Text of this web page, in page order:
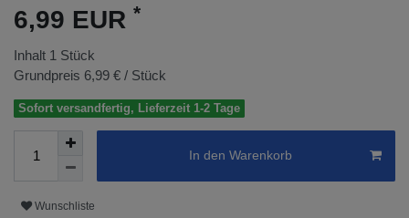
6,99 EUR *
Inhalt 1 Stück
Grundpreis 6,99 € / Stück
Sofort versandfertig, Lieferzeit 1-2 Tage
In den Warenkorb
Wunschliste